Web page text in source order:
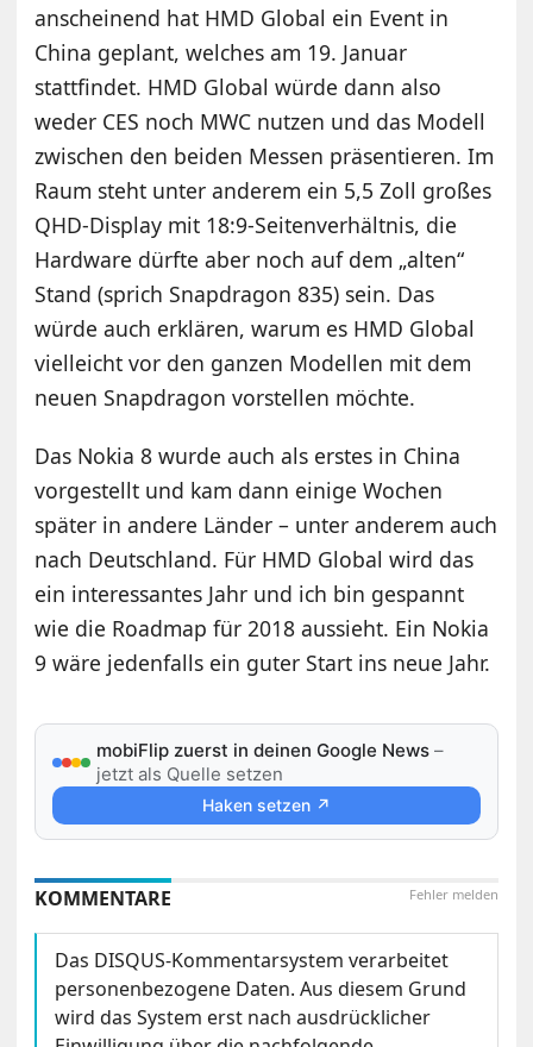
anscheinend hat HMD Global ein Event in
China geplant, welches am 19. Januar
stattfindet. HMD Global würde dann also
weder CES noch MWC nutzen und das Modell
zwischen den beiden Messen präsentieren. Im
Raum steht unter anderem ein 5,5 Zoll großes
QHD-Display mit 18:9-Seitenverhältnis, die
Hardware dürfte aber noch auf dem „alten“
Stand (sprich Snapdragon 835) sein. Das
würde auch erklären, warum es HMD Global
vielleicht vor den ganzen Modellen mit dem
neuen Snapdragon vorstellen möchte.
Das Nokia 8 wurde auch als erstes in China
vorgestellt und kam dann einige Wochen
später in andere Länder – unter anderem auch
nach Deutschland. Für HMD Global wird das
ein interessantes Jahr und ich bin gespannt
wie die Roadmap für 2018 aussieht. Ein Nokia
9 wäre jedenfalls ein guter Start ins neue Jahr.
mobiFlip zuerst in deinen Google News –
jetzt als Quelle setzen
Haken setzen ↗
Fehler melden
KOMMENTARE
Das DISQUS-Kommentarsystem verarbeitet
personenbezogene Daten. Aus diesem Grund
wird das System erst nach ausdrücklicher